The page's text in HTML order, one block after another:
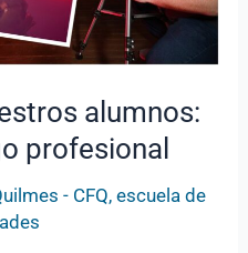
alumnos:
profesional
- CFQ,escuela de